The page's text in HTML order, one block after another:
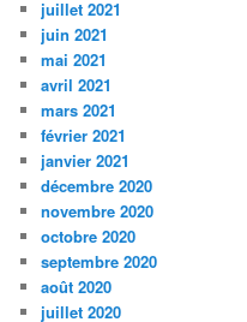
juillet 2021
juin 2021
mai 2021
avril 2021
mars 2021
février 2021
janvier 2021
décembre 2020
novembre 2020
octobre 2020
septembre 2020
août 2020
juillet 2020